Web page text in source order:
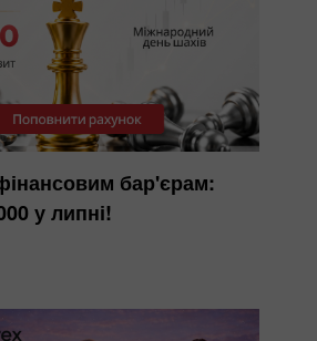
бар'єрам:
у липні!